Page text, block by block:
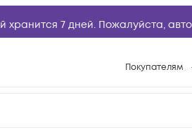
хранится 7 дней. Пожалуйста,
Покупателям